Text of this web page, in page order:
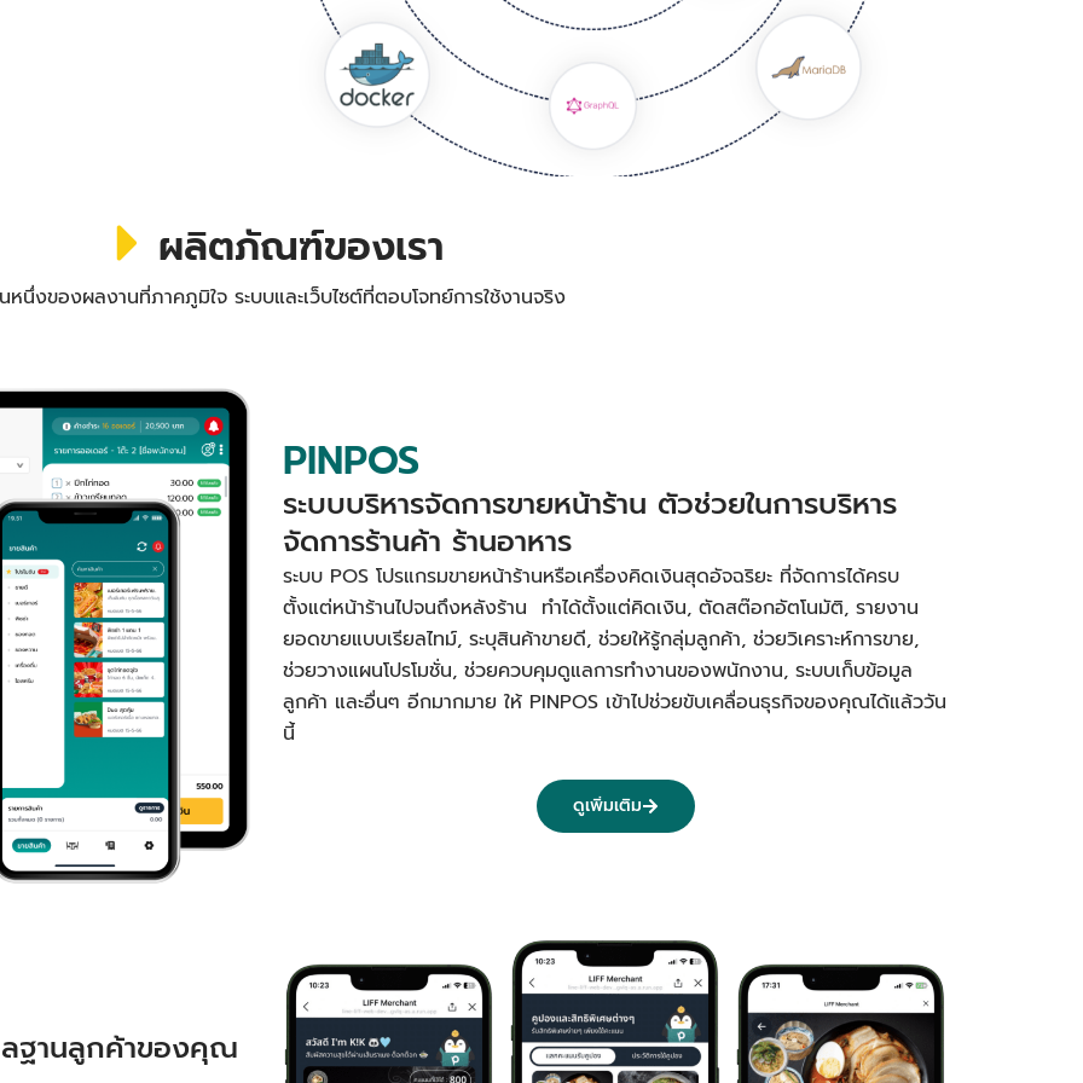
ผลิตภัณฑ์ของเรา
หนึ่งของผลงานที่ภาคภูมิใจ ระบบและเว็บไซต์ที่ตอบโจทย์การใช้งานจริง
PINPOS
ระบบบริหารจัดการขายหน้าร้าน ตัวช่วยในการบริหาร
จัดการร้านค้า ร้านอาหาร
ระบบ POS โปรแกรมขายหน้าร้านหรือเครื่องคิดเงินสุดอัจฉริยะ ที่จัดการได้ครบ
ตั้งแต่หน้าร้านไปจนถึงหลังร้าน ทำได้ตั้งแต่คิดเงิน, ตัดสต๊อกอัตโนมัติ, รายงาน
ยอดขายแบบเรียลไทม์, ระบุสินค้าขายดี, ช่วยให้รู้กลุ่มลูกค้า, ช่วยวิเคราะห์การขาย,
ช่วยวางแผนโปรโมชั่น, ช่วยควบคุมดูแลการทำงานของพนักงาน, ระบบเก็บข้อมูล
ลูกค้า และอื่นๆ อีกมากมาย ให้ PINPOS เข้าไปช่วยขับเคลื่อนธุรกิจของคุณได้แล้ววัน
นี้
ดูเพิ่มเติม
ฐานลูกค้าของคุณ